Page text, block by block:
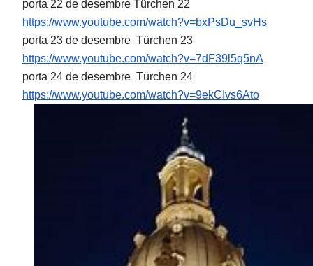
porta 22 de desembre Türchen 22
https://www.youtube.com/watch?v=bxPsDu_svHs
porta 23 de desembre Türchen 23
https://www.youtube.com/watch?v=7dF39l5q5nA
porta 24 de desembre Türchen 24
https://www.youtube.com/watch?v=9ekCIvs6Ato